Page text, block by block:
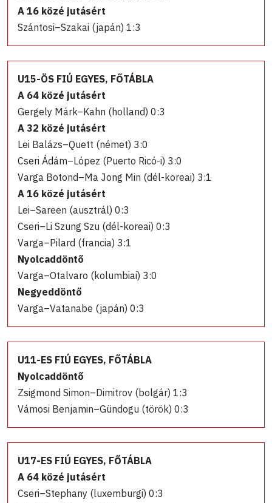
A 16 közé jutásért
Szántosi–Szakai (japán) 1:3
U15-ÖS FIÚ EGYES, FŐTÁBLA
A 64 közé jutásért
Gergely Márk–Kahn (holland) 0:3
A 32 közé jutásért
Lei Balázs–Quett (német) 3:0
Cseri Ádám–López (Puerto Ricó-i) 3:0
Varga Botond–Ma Jong Min (dél-koreai) 3:1
A 16 közé jutásért
Lei–Sareen (ausztrál) 0:3
Cseri–Li Szung Szu (dél-koreai) 0:3
Varga–Pilard (francia) 3:1
Nyolcaddöntő
Varga–Otalvaro (kolumbiai) 3:0
Negyeddöntő
Varga–Vatanabe (japán) 0:3
U11-ES FIÚ EGYES, FŐTÁBLA
Nyolcaddöntő
Zsigmond Simon–Dimitrov (bolgár) 1:3
Vámosi Benjamin–Gündogu (török) 0:3
U17-ES FIÚ EGYES, FŐTÁBLA
A 64 közé jutásért
Cseri–Stephany (luxemburgi) 0:3